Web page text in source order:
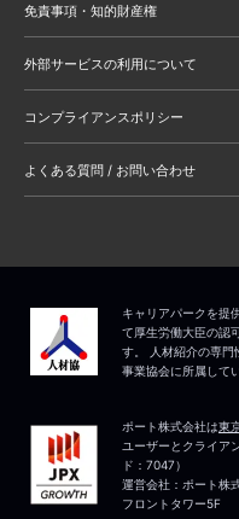
免責事項・知的財産権
外部サービスの利用について
コンプライアンスポリシー
よくある質問 / お問い合わせ